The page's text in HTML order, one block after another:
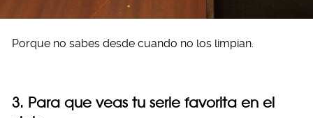
Porque no sabes desde cuando no los limpian.
3. Para que veas tu serie favorita en el